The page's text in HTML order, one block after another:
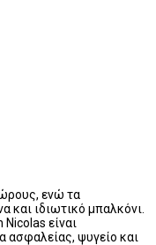
ενώ τα
και ιδιωτικό μπαλκόνι.
είναι
ασφαλείας, ψυγείο και